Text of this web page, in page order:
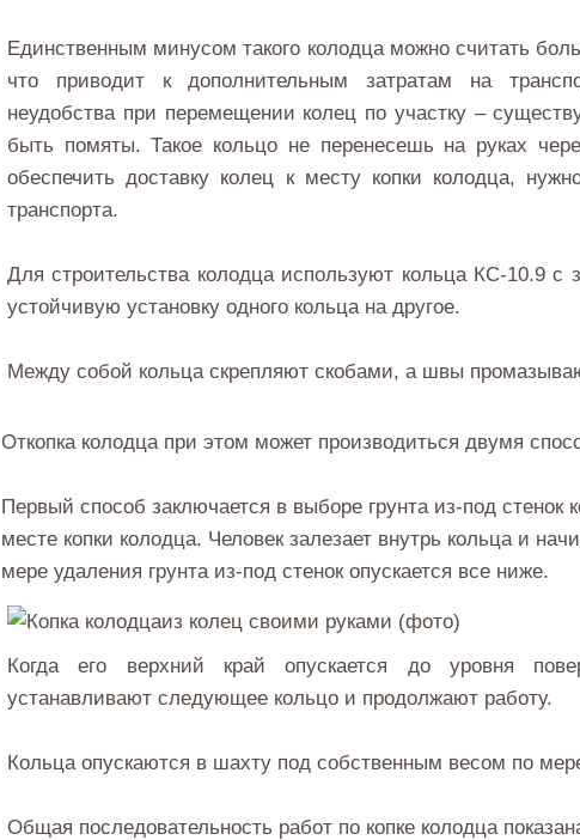
Единственным минусом такого колодца можно считать
что приводит к дополнительным затратам на
неудобства при перемещении колец по участку –
быть помяты. Такое кольцо не перенесешь на руках
обеспечить доставку колец к месту копки колодца,
транспорта.
Для строительства колодца используют кольца КС-10.9
устойчивую установку одного кольца на другое.
Между собой кольца скрепляют скобами, а швы
Откопка колодца при этом может производиться двумя
Первый способ заключается в выборе грунта из-под стенок
месте копки колодца. Человек залезает внутрь кольца и
мере удаления грунта из-под стенок опускается все ниже.
Когда его верхний край опускается до уровня
устанавливают следующее кольцо и продолжают работу.
Кольца опускаются в шахту под собственным весом по
Общая последовательность работ по копке колодца